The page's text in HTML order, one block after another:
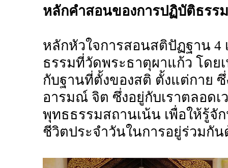
หลักคำสอนของการปฏิบัติธรรม
หลักหัวใจการสอนสติปัฏฐาน 4
ธรรมที่วัดพระธาตุผาแก้ว โดย
กับฐานที่ตั้งของสติ ตั้งแต่กาย
อารมณ์ จิต ซึ่งอยู่กับเราตลอด
พุทธธรรมสถานเน้น เพื่อให้รู้จั
ชีวิตประจำวันในการอยู่ร่วมกั